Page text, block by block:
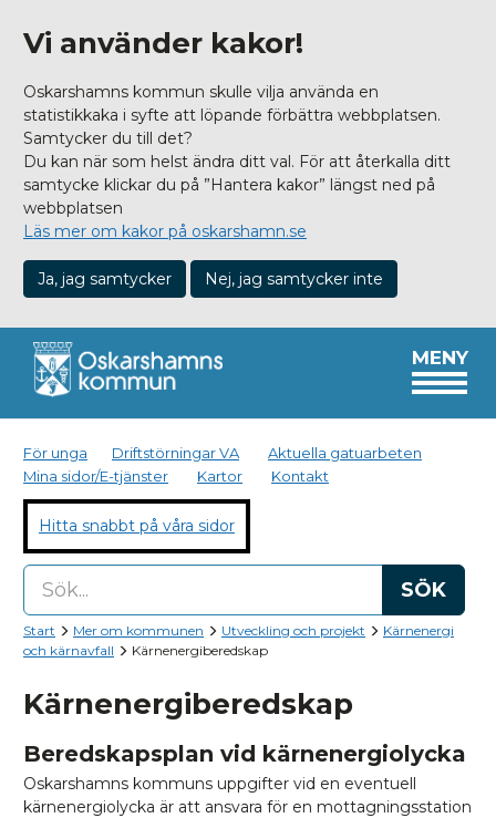
Vi använder kakor!
Oskarshamns kommun skulle vilja använda en
statistikkaka i syfte att löpande förbättra webbplatsen.
Samtycker du till det?
Du kan när som helst ändra ditt val. För att återkalla ditt
samtycke klickar du på ”Hantera kakor” längst ned på
webbplatsen
Läs mer om kakor på oskarshamn.se
Ja, jag samtycker Nej, jag samtycker inte
MENY
För unga Driftstörningar VA
Aktuella gatuarbeten
Mina sidor/E-tjänster
Kartor Kontakt
Hitta snabbt på våra sidor
SÖK
Start Mer om kommunen Utveckling och projekt
Kärnenergi
och kärnavfall
Kärnenergiberedskap
Kärnenergiberedskap
Beredskapsplan vid kärnenergiolycka
Oskarshamns kommuns uppgifter vid en eventuell
kärnenergiolycka är att ansvara för en mottagningsstation